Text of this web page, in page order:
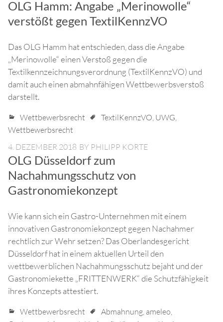
OLG Hamm: Angabe „Merinowolle“
verstößt gegen TextilKennzVO
Das OLG Hamm hat entschieden, dass die Angabe
„Merinowolle“ einen Verstoß gegen die
Textilkennzeichnungsverordnung (TextilKennzVO) und
damit auch einen abmahnfähigen Wettbewerbsverstoß
darstellt.
Wettbewerbsrecht TextilKennzVO, UWG,
Wettbewerbsrecht
4. DEZEMBER 2018 BY PHILIPP KORTE
OLG Düsseldorf zum
Nachahmungsschutz von
Gastronomiekonzept
Wie kann sich ein Gastro-Unternehmen mit einem
innovativen Gastronomiekonzept gegen Nachahmer
rechtlich zur Wehr setzen? Das Oberlandesgericht
Düsseldorf hat in einem aktuellen Urteil den
wettbewerblichen Nachahmungsschutz bejaht und der
Gastronomiekette „FRITTENWERK“ die Schutzfähigkeit
ihres Konzepts attestiert.
Wettbewerbsrecht Abmahnung, ameleo,